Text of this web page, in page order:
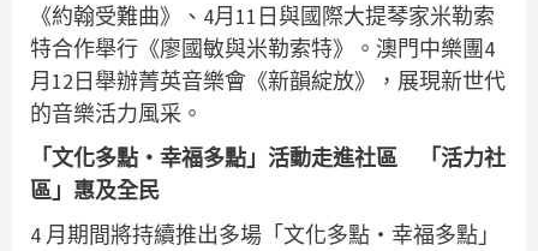
《約翰受難曲》、4月11日與國際大提琴家米勒索
特合作舉行《廖國敏與米勒索特》。澳門中樂團4
月12日舉辦菁英音樂會《新韻綻放》，展現新世代
的音樂活力風采。
「文化多點‧幸福多點」活動走進社區 「活力社
區」惠及全民
4 月期間將持續推出多場「文化多點‧幸福多點」